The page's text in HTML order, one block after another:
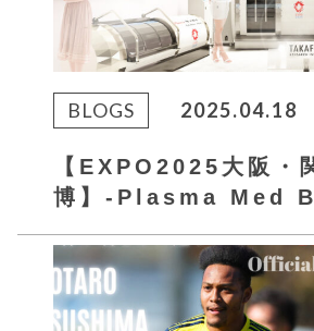
BLOGS 2025.04.18
【EXPO2025大阪・
博】-Plasma Med